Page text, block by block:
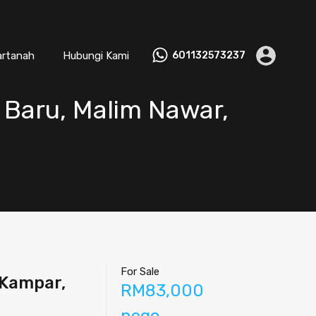
Hubungi Kami 601132573237
Malim Nawar,
For Sale
RM83,000